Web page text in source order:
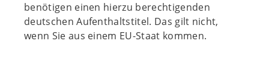
benötigen einen hierzu berechtigenden
deutschen Aufenthaltstitel. Das gilt nicht,
wenn Sie aus einem EU-Staat kommen.